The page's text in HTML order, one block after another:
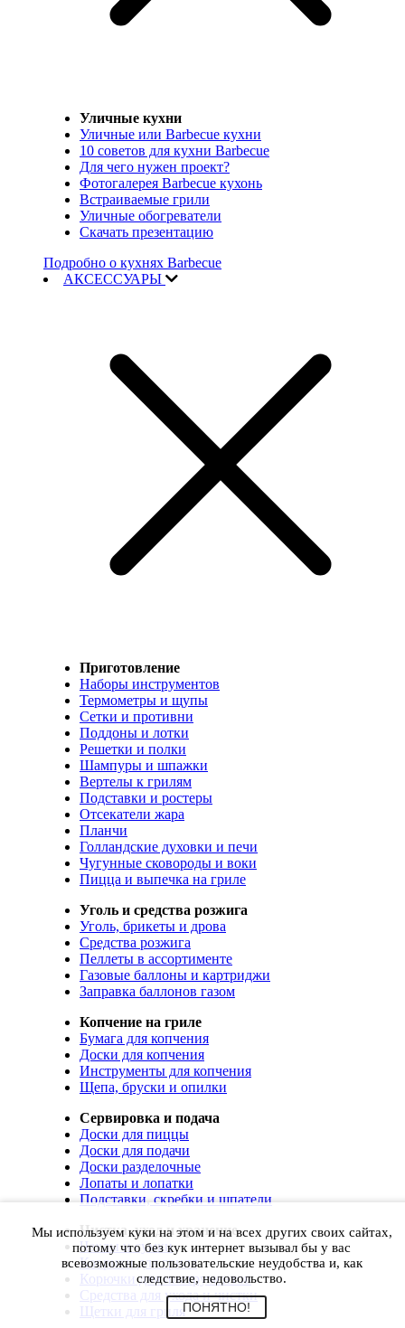
Уличные кухни
Уличные или Barbecue кухни
10 советов для кухни Barbecue
Для чего нужен проект?
Фотогалерея Barbecue кухонь
Встраиваемые грили
Уличные обогреватели
Скачать презентацию
Подробно о кухнях Barbecue
АКСЕССУАРЫ
Приготовление
Наборы инструментов
Термометры и щупы
Сетки и противни
Поддоны и лотки
Решетки и полки
Шампуры и шпажки
Вертелы к грилям
Подставки и ростеры
Отсекатели жара
Планчи
Голландские духовки и печи
Чугунные сковороды и воки
Пицца и выпечка на гриле
Уголь и средства розжига
Уголь, брикеты и дрова
Средства розжига
Пеллеты в ассортименте
Газовые баллоны и картриджи
Заправка баллонов газом
Копчение на гриле
Бумага для копчения
Доски для копчения
Инструменты для копчения
Щепа, бруски и опилки
Сервировка и подача
Доски для пиццы
Доски для подачи
Доски разделочные
Лопаты и лопатки
Подставки, скребки и шпатели
Чистка, уход и хранение
Чехлы и сумки
Коврики для гриля
Корючки для инструментов
Средства для ухода и чистки
Щетки для гриля
Мы используем куки на этом и на всех других своих сайтах,
потому что без кук интернет вызывал бы у вас
всевозможные пользовательские неудобства и, как
следствие, недовольство.
ПОНЯТНО!